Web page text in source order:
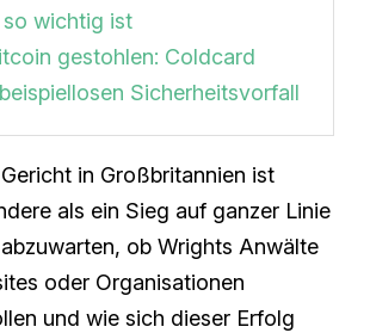
so wichtig ist
gestohlen: Coldcard
Sicherheitsvorfall
in Großbritannien ist
als ein Sieg auf ganzer Linie
ob Wrights Anwälte
oder Organisationen
und wie sich dieser Erfolg